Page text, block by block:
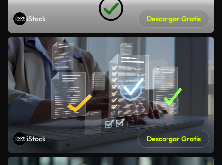
iStock Descargar Gratis
iStock Descargar Gratis